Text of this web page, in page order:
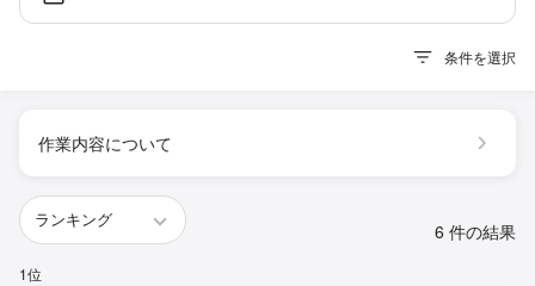
条件を選択
作業内容について
6 件の結果
1位